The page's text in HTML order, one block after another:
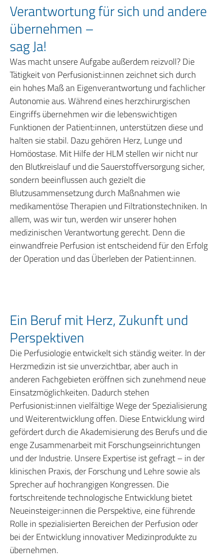
Verantwortung für sich und andere
übernehmen –
sag Ja!
Was macht unsere Aufgabe außerdem reizvoll? Die
Tätigkeit von Perfusionist:innen zeichnet sich durch
ein hohes Maß an Eigenverantwortung und fachlicher
Autonomie aus. Während eines herzchirurgischen
Eingriffs übernehmen wir die lebenswichtigen
Funktionen der Patient:innen, unterstützen diese und
halten sie stabil. Dazu gehören Herz, Lunge und
Homöostase. Mit Hilfe der HLM stellen wir nicht nur
den Blutkreislauf und die Sauerstoffversorgung sicher,
sondern beeinflussen auch gezielt die
Blutzusammensetzung durch Maßnahmen wie
medikamentöse Therapien und Filtrationstechniken. In
allem, was wir tun, werden wir unserer hohen
medizinischen Verantwortung gerecht. Denn die
einwandfreie Perfusion ist entscheidend für den Erfolg
der Operation und das Überleben der Patient:innen.
Ein Beruf mit Herz, Zukunft und
Perspektiven
Die Perfusiologie entwickelt sich ständig weiter. In der
Herzmedizin ist sie unverzichtbar, aber auch in
anderen Fachgebieten eröffnen sich zunehmend neue
Einsatzmöglichkeiten. Dadurch stehen
Perfusionist:innen vielfältige Wege der Spezialisierung
und Weiterentwicklung offen. Diese Entwicklung wird
gefördert durch die Akademisierung des Berufs und die
enge Zusammenarbeit mit Forschungseinrichtungen
und der Industrie. Unsere Expertise ist gefragt – in der
klinischen Praxis, der Forschung und Lehre sowie als
Sprecher auf hochrangigen Kongressen. Die
fortschreitende technologische Entwicklung bietet
Neueinsteiger:innen die Perspektive, eine führende
Rolle in spezialisierten Bereichen der Perfusion oder
bei der Entwicklung innovativer Medizinprodukte zu
übernehmen.